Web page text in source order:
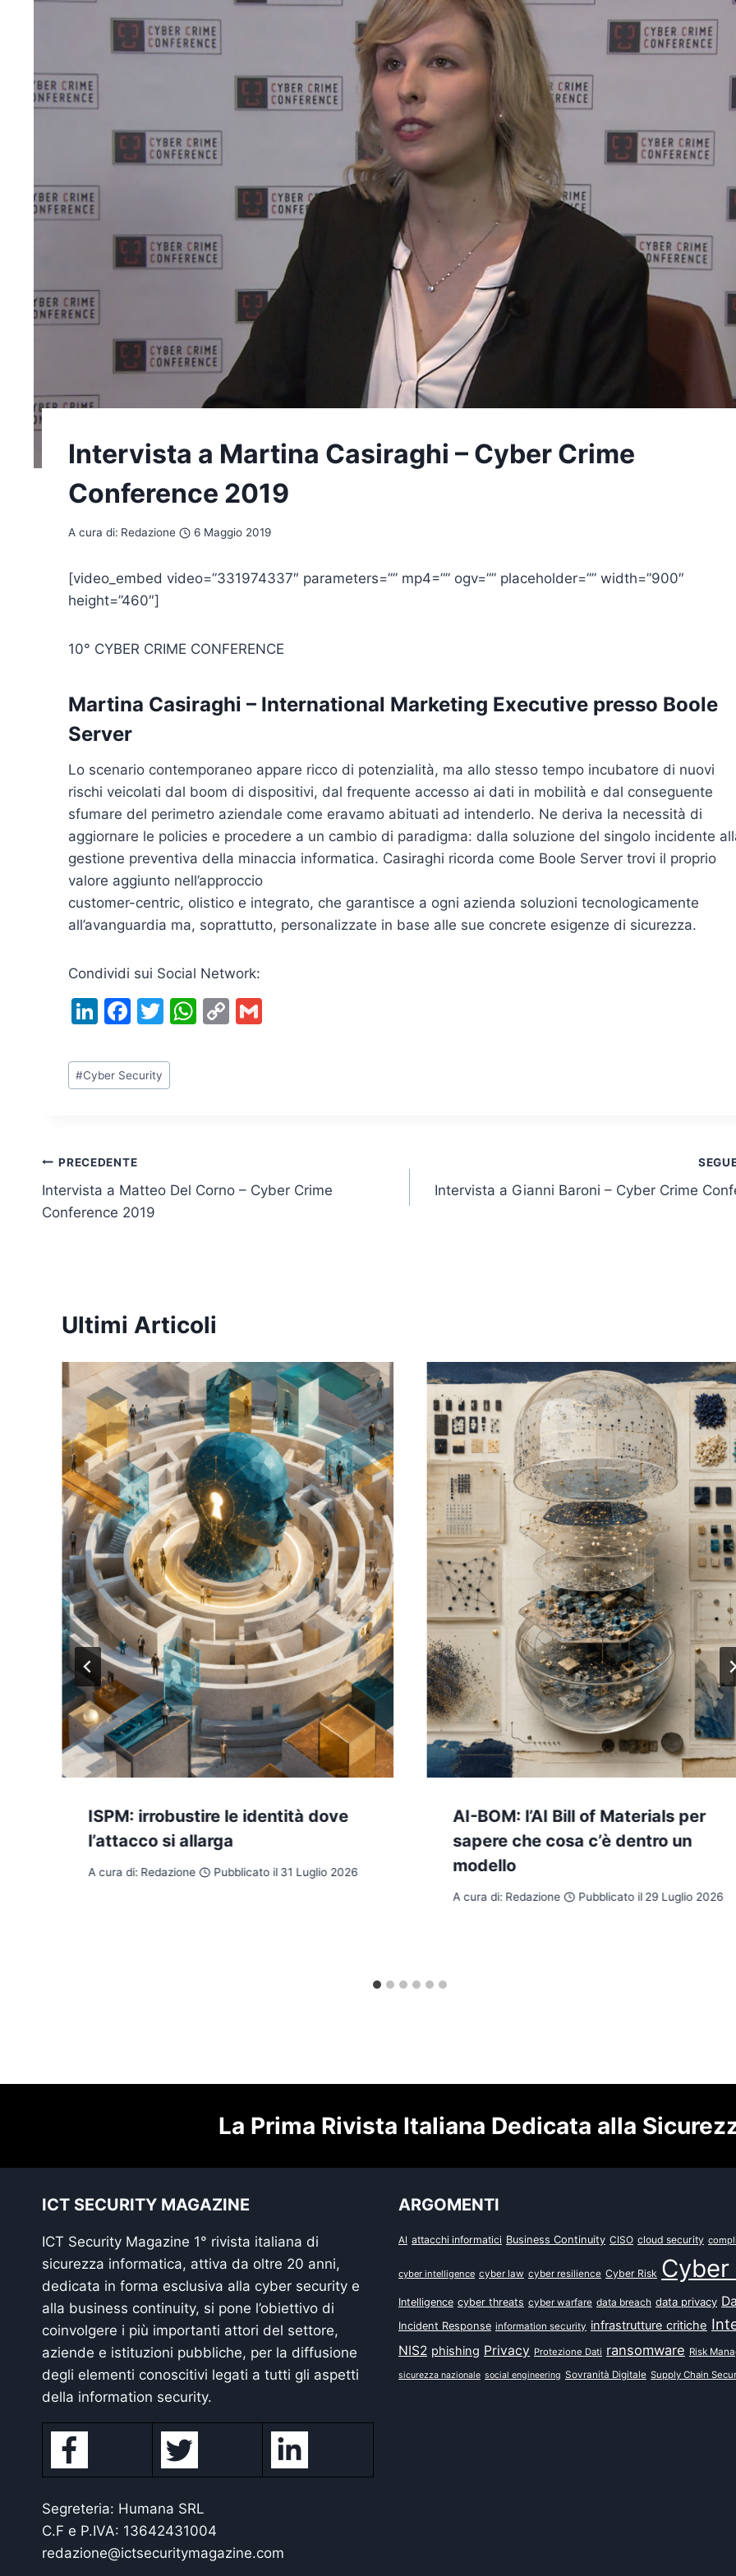
Intervista a Martina Casiraghi – Cyber Crime
Conference 2019
A cura di: Redazione 6 Maggio 2019
[video_embed video=”331974337″ parameters=”” mp4=”” ogv=”” placeholder=”” width=”900″
height=”460″]
10° CYBER CRIME CONFERENCE
Martina Casiraghi – International Marketing Executive presso Boole
Server
Lo scenario contemporaneo appare ricco di potenzialità, ma allo stesso tempo incubatore di nuovi
rischi veicolati dal boom di dispositivi, dal frequente accesso ai dati in mobilità e dal conseguente
sfumare del perimetro aziendale come eravamo abituati ad intenderlo. Ne deriva la necessità di
aggiornare le policies e procedere a un cambio di paradigma: dalla soluzione del singolo incidente
gestione preventiva della minaccia informatica. Casiraghi ricorda come Boole Server trovi il proprio
valore aggiunto nell’approccio
customer-centric, olistico e integrato, che garantisce a ogni azienda soluzioni tecnologicamente
all’avanguardia ma, soprattutto, personalizzate in base alle sue concrete esigenze di sicurezza.
Condividi sui Social Network:
Li
k
e
F
c
e
o
k
T
itt
er
W C
Tag
articolo:
#Cyber Security
Navigazione
articoli
PRECEDENTE
Intervista a Matteo Del Corno – Cyber Crime
Conference 2019
Intervista a Gianni Baroni – Cyber Crime
Ultimi Articoli
ISPM: irrobustire le identità dove
l’attacco si allarga
A cura di: Redazione Pubblicato il 31 Luglio 2026
AI-BOM: l’AI Bill of Materials per
sapere che cosa c’è dentro un
modello
A cura di: Redazione Pubblicato il 29 Luglio 2026
La Prima Rivista Italiana Dedicata alla
ICT SECURITY MAGAZINE
ICT Security Magazine 1° rivista italiana di
sicurezza informatica, attiva da oltre 20 anni,
dedicata in forma esclusiva alla cyber security e
alla business continuity, si pone l’obiettivo di
coinvolgere i più importanti attori del settore,
aziende e istituzioni pubbliche, per la diffusione
degli elementi conoscitivi legati a tutti gli aspetti
della information security.
Segreteria: Humana SRL
C.F e P.IVA: 13642431004
redazione@ictsecuritymagazine.com
ARGOMENTI
AI attacchi informatici Business Continuity CISO cloud security
cyber intelligence cyber law cyber resilience Cyber Risk
Intelligence cyber threats cyber warfare data breach data privacy
Incident Response information security infrastrutture critiche
NIS2 phishing Privacy Protezione Dati ransomware Risk
sicurezza nazionale social engineering Sovranità Digitale Supply Chain